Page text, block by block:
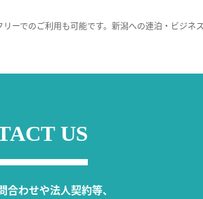
でのご利用も可能です。新潟への連泊・ビジネ
US
合わせや法人契約等、